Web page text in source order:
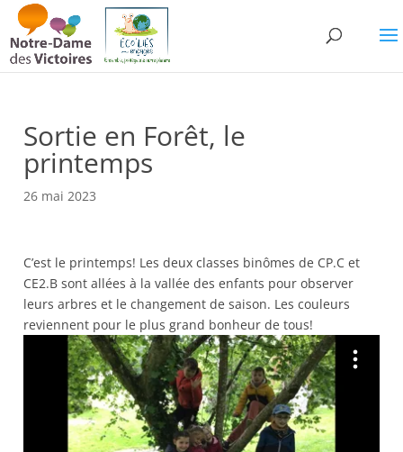
Sortie en Forêt, le
printemps
26 mai 2023
C’est le printemps! Les deux classes binômes de CP.C et
CE2.B sont allées à la vallée des enfants pour observer
leurs arbres et le changement de saison. Les couleurs
reviennent pour le plus grand bonheur de tous!